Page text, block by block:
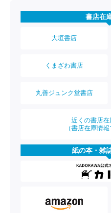
書店在
大垣書店
くまざわ書店
丸善ジュンク堂書店
近くの書店
（書店在庫情
紙の本・雑